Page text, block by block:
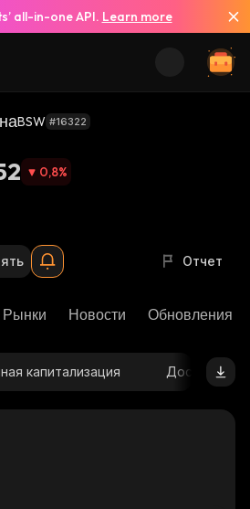
all-in-one API. Learn more
BSW #16322
0,8%
Отчет
Рынки Новости Обновления
капитализация Доступное